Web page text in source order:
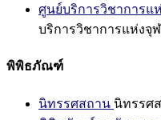
ศูนย์บริการวิชาการแ
บริการวิชาการแห่งจุ
พิพิธภัณฑ์
นิทรรศสถาน นิทรรศ